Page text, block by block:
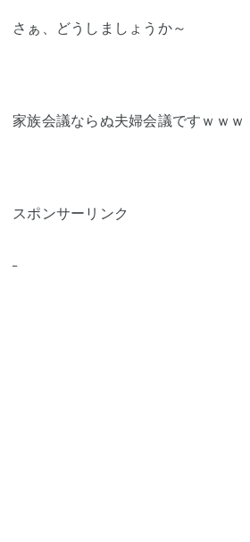
さぁ、どうしましょうか～
家族会議ならぬ夫婦会議ですｗｗｗ
スポンサーリンク